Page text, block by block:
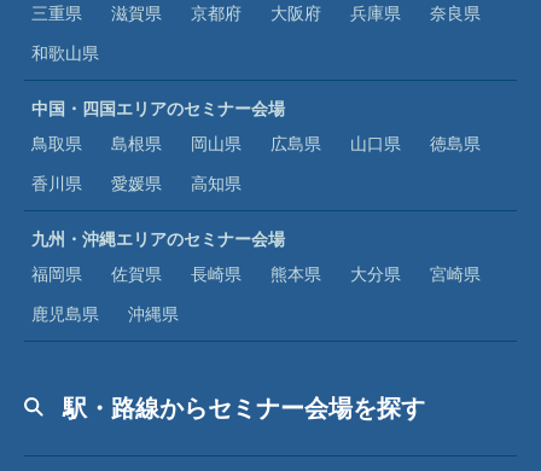
三重県
滋賀県 京都府 大阪府 兵庫県
奈良県
和歌山県
中国・四国エリアのセミナー会場
鳥取県
島根県 岡山県 広島県 山口県
徳島県
香川県
愛媛県 高知県
九州・沖縄エリアのセミナー会場
福岡県
佐賀県 長崎県 熊本県 大分県
宮崎県
鹿児島県
沖縄県
駅・路線からセミナー会場を探す